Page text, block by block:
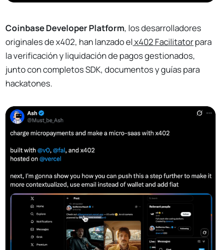
Coinbase Developer Platform, los desarrolladores
originales de x402, han lanzado elx402 Facilitatorpara
la verificación y liquidación de pagos gestionados,
junto con completos SDK, documentos y guías para
hackatones.